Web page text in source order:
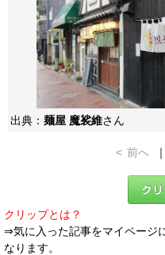
出典： 麺屋 魔裟維さん
< 前へ ｜
クリップとは？
⇒気に入った記事をマイページ
なります。